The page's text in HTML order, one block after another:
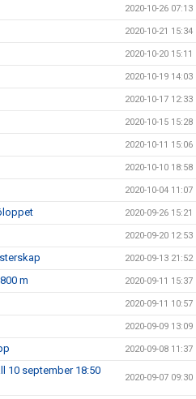
2020-10-26 07:13
2020-10-21 15:34
2020-10-20 15:11
2020-10-19 14:03
2020-10-17 12:33
2020-10-15 15:28
2020-10-11 15:06
2020-10-10 18:58
2020-10-04 11:07
2020-09-26 15:21
2020-09-20 12:53
2020-09-13 21:52
m 2020-09-11 15:37
2020-09-11 10:57
2020-09-09 13:09
2020-09-08 11:37
10 september 18:50
2020-09-07 09:30